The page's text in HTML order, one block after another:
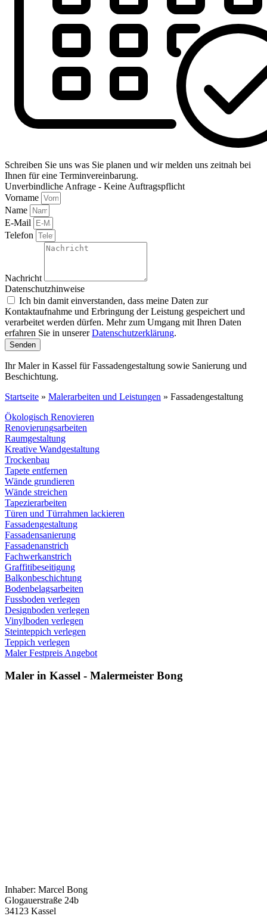
Schreiben Sie uns was Sie planen und wir melden uns zeitnah bei
Ihnen für eine Terminvereinbarung.
Unverbindliche Anfrage - Keine Auftragspflicht
Vorname
Name
E-Mail
Telefon
Nachricht
Datenschutzhinweise
Ich bin damit einverstanden, dass meine Daten zur
Kontaktaufnahme und Erbringung der Leistung gespeichert und
verarbeitet werden dürfen. Mehr zum Umgang mit Ihren Daten
erfahren Sie in unsererDatenschutzerklärung.
Senden
Ihr Maler in Kassel für Fassadengestaltung sowie Sanierung und
Beschichtung.
Startseite » Malerarbeiten und Leistungen » Fassadengestaltung
Ökologisch Renovieren
Renovierungsarbeiten
Raumgestaltung
Kreative Wandgestaltung
Trockenbau
Tapete entfernen
Wände grundieren
Wände streichen
Tapezierarbeiten
Türen und Türrahmen lackieren
Fassadengestaltung
Fassadensanierung
Fassadenanstrich
Fachwerkanstrich
Graffitibeseitigung
Balkonbeschichtung
Bodenbelagsarbeiten
Fussboden verlegen
Designboden verlegen
Vinylboden verlegen
Steinteppich verlegen
Teppich verlegen
Maler Festpreis Angebot
Maler in Kassel - Malermeister Bong
Inhaber: Marcel Bong
Glogauerstraße 24b
34123 Kassel